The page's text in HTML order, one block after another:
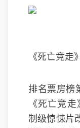
《死亡竞走
排名票房榜
《死亡竞
制级惊悚片